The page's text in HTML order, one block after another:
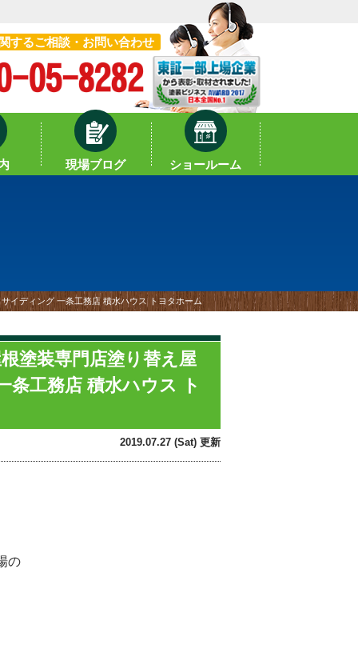
するご相談・お問い合わせ
現場ブログ ショールーム
イディング 一条工務店 積水ハウス トヨタホーム
塗装専門店塗り替え屋
条工務店 積水ハウス ト
2019.07.27 (Sat) 更新
の